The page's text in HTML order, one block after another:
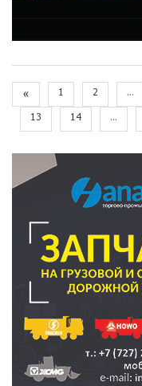
« 1 2 ...
13
14 ...